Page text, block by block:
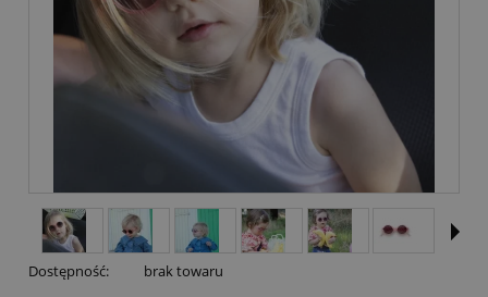
Dostępność: brak towaru